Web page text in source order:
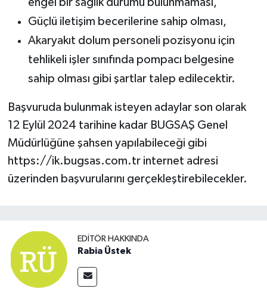
Güçlü iletişim becerilerine sahip olması,
Akaryakıt dolum personeli pozisyonu için
tehlikeli işler sınıfında pompacı belgesine
sahip olması gibi şartlar talep edilecektir.
Başvuruda bulunmak isteyen adaylar son olarak
12 Eylül 2024 tarihine kadar BUGSAŞ Genel
Müdürlüğüne şahsen yapılabileceği gibi
https://ik.bugsas.com.tr internet adresi
üzerinden başvurularını gerçekleştirebilecekler.
EDITÖR HAKKINDA
Rabia Üstek